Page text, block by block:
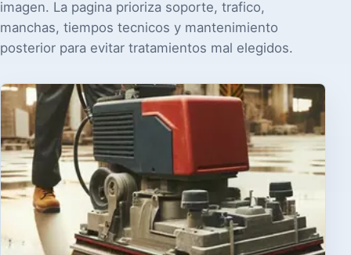
imagen. La pagina prioriza soporte, trafico,
manchas, tiempos tecnicos y mantenimiento
posterior para evitar tratamientos mal elegidos.